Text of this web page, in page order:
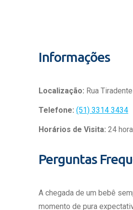
Informações
Localização: Rua
Telefone: (51) 3314 3434
Horários de Visita: 24
Perguntas
A chegada de um bebê
momento de pura